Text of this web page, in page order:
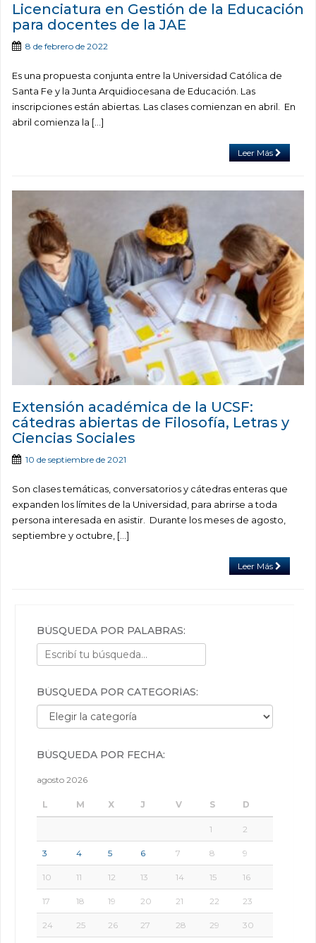
Licenciatura en Gestión de la Educación
para docentes de la JAE
8 de febrero de 2022
Es una propuesta conjunta entre la Universidad Católica de
Santa Fe y la Junta Arquidiocesana de Educación. Las
inscripciones están abiertas. Las clases comienzan en abril. En
abril comienza la […]
Leer Más
Extensión académica de la UCSF:
cátedras abiertas de Filosofía, Letras y
Ciencias Sociales
10 de septiembre de 2021
Son clases temáticas, conversatorios y cátedras enteras que
expanden los límites de la Universidad, para abrirse a toda
persona interesada en asistir. Durante los meses de agosto,
septiembre y octubre, […]
Leer Más
BÚSQUEDA POR PALABRAS:
BÚSQUEDA POR CATEGORÍAS:
Búsqueda por categorías:
BÚSQUEDA POR FECHA:
agosto 2026
L M X J V S D
1 2
3 4 5 6 7 8 9
10 11 12 13 14 15 16
17 18 19 20 21 22 23
24 25 26 27 28 29 30